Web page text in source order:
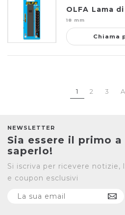
OLFA Lama
18 mm
Chiama
1 2 3
NEWSLETTER
Sia essere il primo a
saperlo!
Si iscriva per ricevere
e coupon esclusivi